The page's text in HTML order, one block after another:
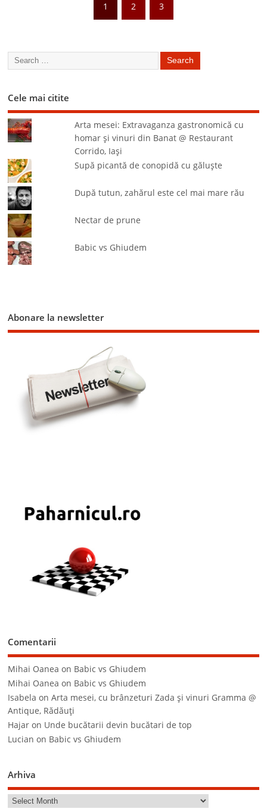
1 2 3
Cele mai citite
Arta mesei: Extravaganza gastronomică cu
homar şi vinuri din Banat @ Restaurant
Corrido, Iaşi
Supă picantă de conopidă cu găluşte
După tutun, zahărul este cel mai mare rău
Nectar de prune
Babic vs Ghiudem
Abonare la newsletter
Comentarii
Mihai Oanea on Babic vs Ghiudem
Mihai Oanea on Babic vs Ghiudem
Isabela onArta mesei, cu brânzeturi Zada şi vinuri Gramma @
Antique, Rădăuţi
Hajar on Unde bucătarii devin bucătari de top
Lucian on Babic vs Ghiudem
Arhiva